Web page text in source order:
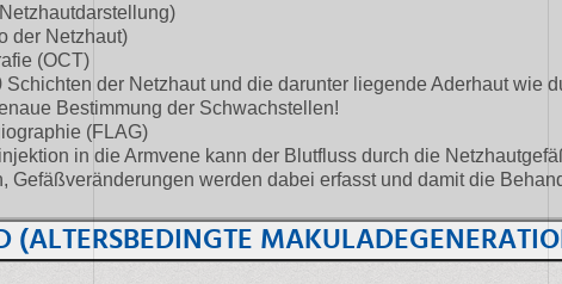
der Netzhaut)
(OCT)
Schichten der Netzhaut und die darunter liegende Aderhaut wie
Bestimmung der Schwachstellen!
(FLAG)
in die Armvene kann der Blutfluss durch die
Gefäßveränderungen werden dabei erfasst und damit die
(ALTERSBEDINGTE